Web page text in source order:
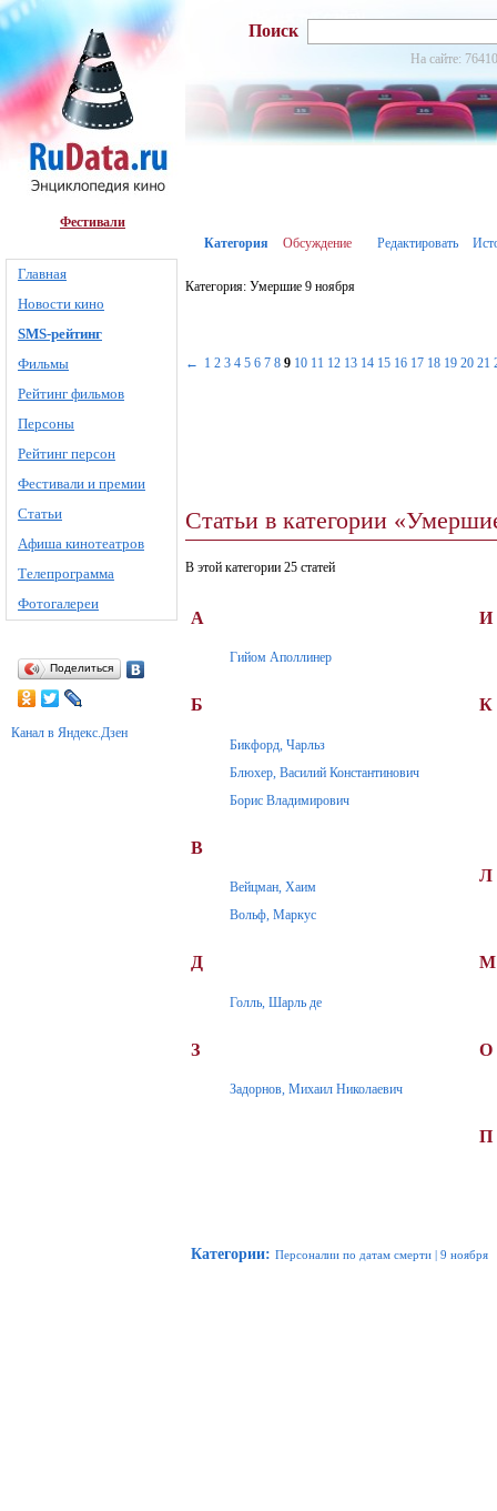
Фестивали
Главная
Новости кино
SMS-рейтинг
Фильмы
Рейтинг фильмов
Персоны
Рейтинг персон
Фестивали и премии
Статьи
Афиша кинотеатров
Телепрограмма
Фотогалереи
Поделиться
Канал в Яндекс.Дзен
Поиск
На сайте:
Категория Обсуждение Редактировать
Категория: Умершие 9 ноября
← 1 2 3 4 5 6 7 8 9 10 11 12 13 14 15 16 17 18 19 20 21
Статьи в категории
В этой категории 25 статей
А
Гийом Аполлинер
Б
Бикфорд, Чарльз
Блюхер, Василий Константинович
Борис Владимирович
В
Вейцман, Хаим
Вольф, Маркус
Д
Голль, Шарль де
З
Задорнов, Михаил Николаевич
И
К
Л
М
О
П
Категории: Персоналии по датам смерти | 9 ноября